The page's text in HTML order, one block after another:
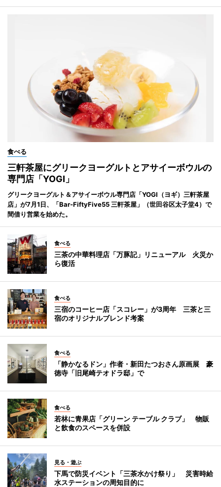
食べる
三軒茶屋にグリークヨーグルトとアサイーボウルの
専門店「YOGI」
グリークヨーグルト＆アサイーボウル専門店「YOGI（ヨギ）三軒茶屋
店」が7月1日、「Bar-FiftyFive55 三軒茶屋」（世田谷区太子堂4）で
間借り営業を始めた。
食べる
三茶の中華料理店「万豚記」リニューアル 火災か
ら復活
食べる
三宿のコーヒー店「スコレー」が3周年 三茶と三
宿のオリジナルブレンド考案
食べる
「静かなるドン」作者・新田たつおさん原画展 豪
徳寺「旧尾崎テオドラ邸」で
食べる
若林に青果店「グリーン テーブル クラブ」 物販
と飲食のスペースを併設
見る・遊ぶ
下馬で防災イベント「三茶水かけ祭り」 災害時給
水ステーションの周知目的に